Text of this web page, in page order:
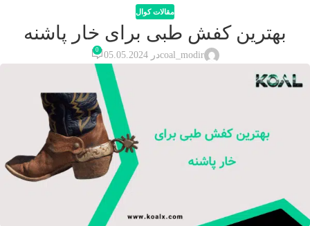
مقالات کوال
بهترین کفش طبی برای خار پاشنه
coal_modirدر 05.05.2024 0